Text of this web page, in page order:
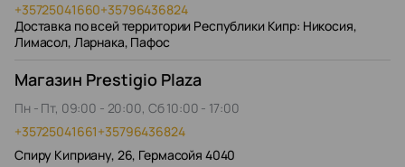
+35725041660+35796436824
Доставка по всей территории Республики Кипр: Никосия,
Лимасол, Ларнака, Пафос
Магазин Prestigio Plaza
Пн - Пт, 09:00 - 20:00, Сб 10:00 - 17:00
+35725041661+35796436824
Спиру Киприану, 26, Гермасойя 4040